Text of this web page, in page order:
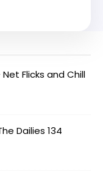
Flicks and Chill
Dailies 134